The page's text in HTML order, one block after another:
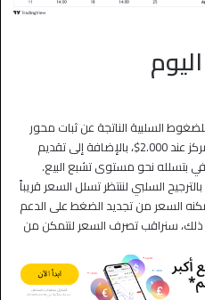
السلبية الناتجة عن ثبات محور
المتوسط المتحرك 55 فوق الحاجز المتمركز عند 2.000$، بالإضافة إلى تقديم
بتسلله نحو مستوى تشبع البيع.
السلبي لننتظر تسلل السعر قريباً
قد يمكنه السعر من تجديد الضغط على الدعم
بمستوى 1.540$. بعد ذلك، سنراقب تصرف السعر لنتمكن من